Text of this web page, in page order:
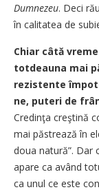
Dumnezeu. Deci
în calitatea de
Chiar câtă
totdea­u­na mai
rezistente
ne, puteri de
Credinţa creş­­tină
mai păs­trea­ză în
doua natură”. Dar
apare ca a­vând
ca unul ce es­te